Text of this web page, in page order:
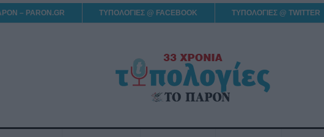
– PARON.GR ΤΥΠΟΛΟΓΙΕΣ @ FACEBOOK ΤΥΠΟΛΟΓΙΕΣ @ TWITTER